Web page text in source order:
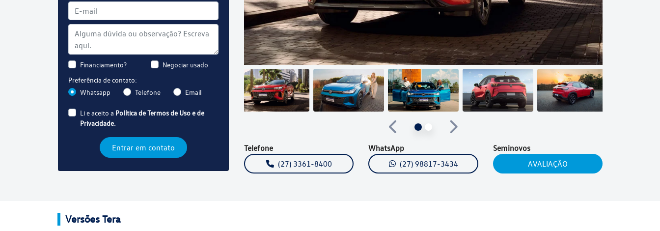
Financiamento?
Negociar usado
Preferência de contato:
Whatsapp
Telefone Email
Li e aceito a Política de Termos de Uso e de
Privacidade.
Entrar em contato
Anterior
Próximo
Telefone
(27) 3361-8400
WhatsApp
(27) 98817-3434
Seminovos
AVALIAÇÃO
Versões Tera